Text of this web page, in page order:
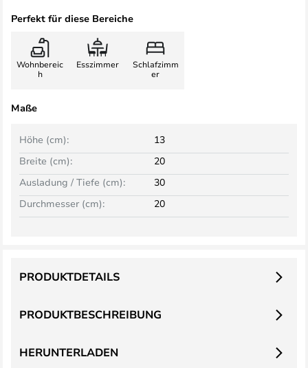
Perfekt für diese Bereiche
Wohnbereic
h
Esszimmer
Schlafzimm
er
Maße
Breite (cm): 20
Höhe (cm): 13
Ausladung / Tiefe (cm):
30
Durchmesser (cm):
20
PRODUKTBESCHREIBUNG
PRODUKTDETAILS
HERUNTERLADEN